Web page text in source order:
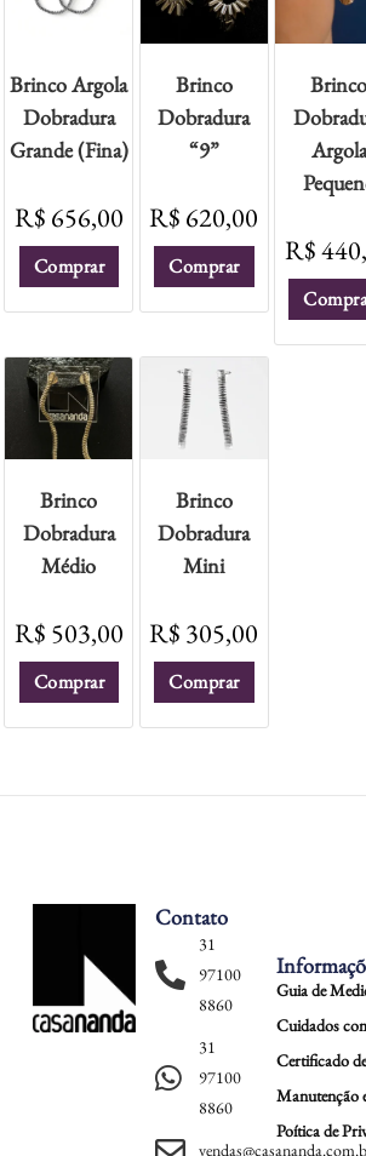
Brinco Argola
Dobradura
Grande (Fina)
R$ 656,00
Comprar
Brinco
Dobradura
“9”
R$ 620,00
Comprar
Brinco
Argola
R$
Brinco
Dobradura
Médio
R$ 503,00
Comprar
Brinco
Dobradura
Mini
R$ 305,00
Comprar
Contato
31
97100
8860
31
97100
8860
Guia de
Cuidados
Certificado
Manutenção
Poítica de